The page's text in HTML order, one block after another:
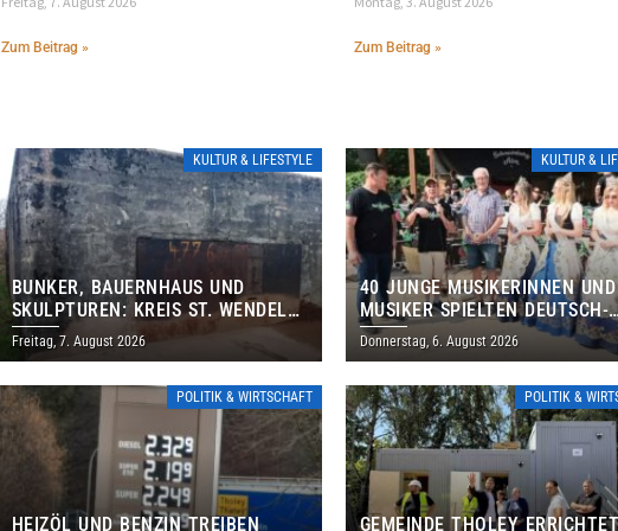
Zum Beitrag » Zum Beitrag »
KULTUR & LIFESTYLE
BUNKER, BAUERNHAUS UND
SKULPTUREN: KREIS ST. WENDEL
LÄDT ZUM TAG DES OFFENEN
DENKMALS EIN
Freitag, 7. August 2026
KULTUR &
40 JUNGE MUSIKERINNEN UND
MUSIKER SPIELTEN DEUTSCH-
BRASILIANISCHES
THOLEY
Donnerstag, 6. August 2026
POLITIK & WIRTSCHAFT
HEIZÖL UND BENZIN TREIBEN
POLITIK &
GEMEINDE THOLEY